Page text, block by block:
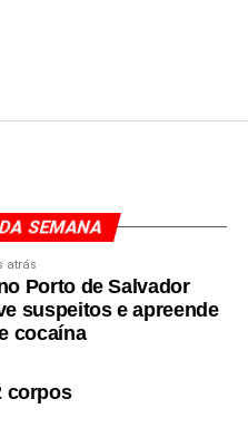
SEMANA
atrás
Porto de Salvador
suspeitos e apreende
cocaína
corpos